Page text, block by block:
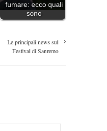
fumare: ecco quali
sono
Le principali news sul
Festival di Sanremo